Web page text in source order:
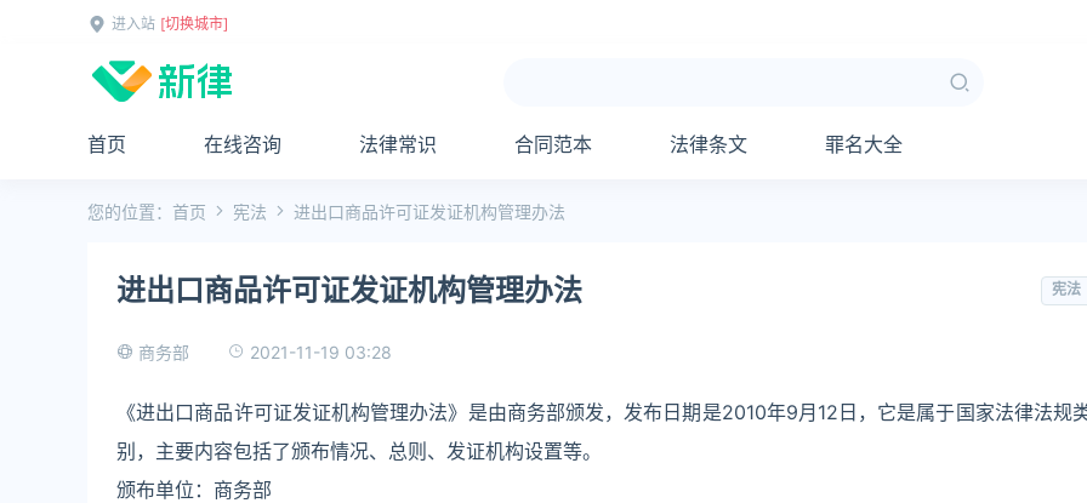
进入站 [切换城市]
首页 在线咨询 法律常识 合同范本 法律条文 罪名大全
您的位置： 首页 宪法 进出口商品许可证发证机构管理办法
进出口商品许可证发证机构管理办法 宪法
商务部 2021-11-19 03:28
《进出口商品许可证发证机构管理办法》是由商务部颁发，发布日期是2010年9月12日，它是属于国家法律法规
别，主要内容包括了颁布情况、总则、发证机构设置等。
颁布单位：商务部